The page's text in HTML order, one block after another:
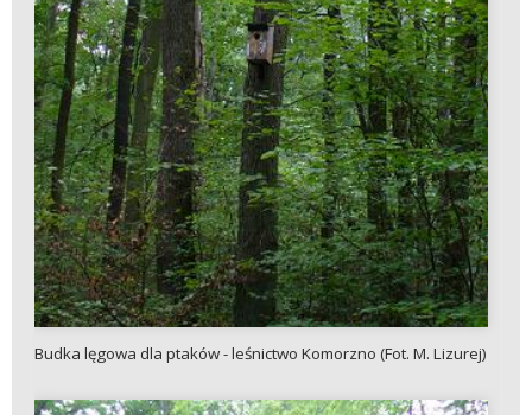
Budka lęgowa dla ptaków - leśnictwo Komorzno (Fot. M. Lizurej)